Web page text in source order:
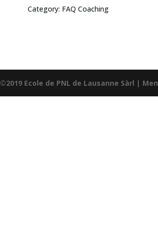
Category: FAQ Coaching
©2019 Ecole de PNL de Lausanne Sàrl |